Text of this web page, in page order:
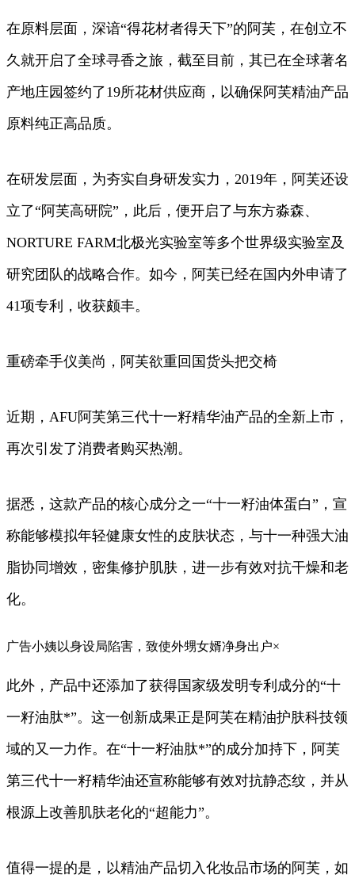
在原料层面，深谙“得花材者得天下”的阿芙，在创立不
久就开启了全球寻香之旅，截至目前，其已在全球著名
产地庄园签约了19所花材供应商，以确保阿芙精油产品
原料纯正高品质。
在研发层面，为夯实自身研发实力，2019年，阿芙还设
立了“阿芙高研院”，此后，便开启了与东方淼森、
NORTURE FARM北极光实验室等多个世界级实验室及
研究团队的战略合作。如今，阿芙已经在国内外申请了
41项专利，收获颇丰。
重磅牵手仪美尚，阿芙欲重回国货头把交椅
近期，AFU阿芙第三代十一籽精华油产品的全新上市，
再次引发了消费者购买热潮。
据悉，这款产品的核心成分之一“十一籽油体蛋白”，宣
称能够模拟年轻健康女性的皮肤状态，与十一种强大油
脂协同增效，密集修护肌肤，进一步有效对抗干燥和老
化。
广告小姨以身设局陷害，致使外甥女婿净身出户×
此外，产品中还添加了获得国家级发明专利成分的“十
一籽油肽*”。这一创新成果正是阿芙在精油护肤科技领
域的又一力作。在“十一籽油肽*”的成分加持下，阿芙
第三代十一籽精华油还宣称能够有效对抗静态纹，并从
根源上改善肌肤老化的“超能力”。
值得一提的是，以精油产品切入化妆品市场的阿芙，如